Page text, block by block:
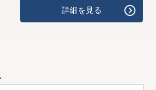
詳細を見る